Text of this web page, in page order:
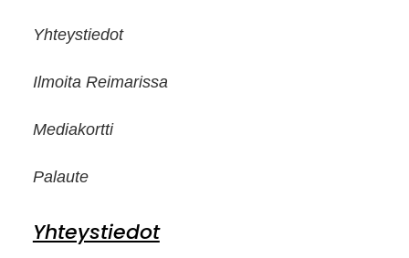
Yhteystiedot
Ilmoita Reimarissa
Mediakortti
Palaute
Yhteystiedot